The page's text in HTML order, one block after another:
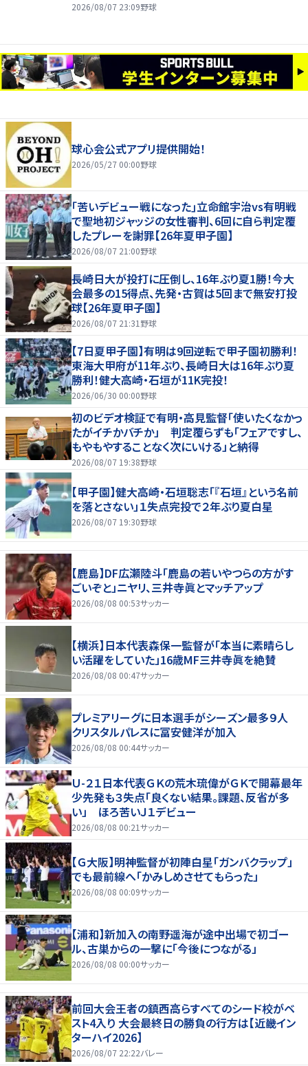
2026/08/07 23:09野球
球心会公式アプリ提供開始！
2026/05/27 00:00野球
｢苦いデビュー戦になった｣立命館宇治vs有明戦
で聖地初ジャッジの女性審判、6回に自ら判定覆
したプレーを謝罪【26年夏甲子園】
2026/08/07 21:00野球
長崎日大が投打に圧倒し、16年ぶり夏1勝！今大
会最多の15得点、先発・古賀は5回まで無安打投
球【26年夏甲子園】
2026/08/07 21:31 野球
【7日夏甲子園】有明は9回逆転で甲子園初勝利！
東海大甲府が11年ぶり、長崎日大は16年ぶり夏
勝利！健大高崎・石垣が11K完投！
2026/06/30 00:00野球
初のビデオ検証で有明・高見監督「使いたくなかっ
たがイチかバチか」 判定覆らずも「フェアですし、
もやもやすることなく次にいける」と納得
2026/08/07 19:38野球
【甲子園】健大高崎・石垣聡志「『石垣』という名前
を落とさない」１失点完投で２年ぶり夏白星
2026/08/07 19:30野球
【鹿島】DF広瀬陸斗「鹿島の若いやつらの方がす
ごいぞと」ニヤリ、三井寺眞とマッチアップ
2026/08/08 00:53サッカー
【横浜】日本代表森保一監督が「本当に素晴らし
い活躍をしていた」16歳MF三井寺眞を絶賛
2026/08/08 00:47サッカー
プレミアリーグに日本選手がシーズン最多９人
クリスタルパレスに冨安健洋が加入
2026/08/08 00:44サッカー
Ｕ-２１日本代表ＧＫの荒木琉偉がＧＫで開幕最年
少先発も３失点「良くない結果。課題、反省が多
い」 ほろ苦いＪ１デビュー
2026/08/08 00:21サッカー
【Ｇ大阪】明神監督が初陣白星「ガンバクラップ」
でも最前線へ「かみしめさせてもらった」
2026/08/08 00:09サッカー
【浦和】新加入の南野遥海が途中出場で初ゴー
ル、古巣からの一撃に「今後につながる」
2026/08/08 00:00サッカー
前回大会王者の鎮西高らすべてのシード校がベ
スト4入り 大会最終日の勝負の行方は【近畿イン
ターハイ2026】
2026/08/07 22:22バレー